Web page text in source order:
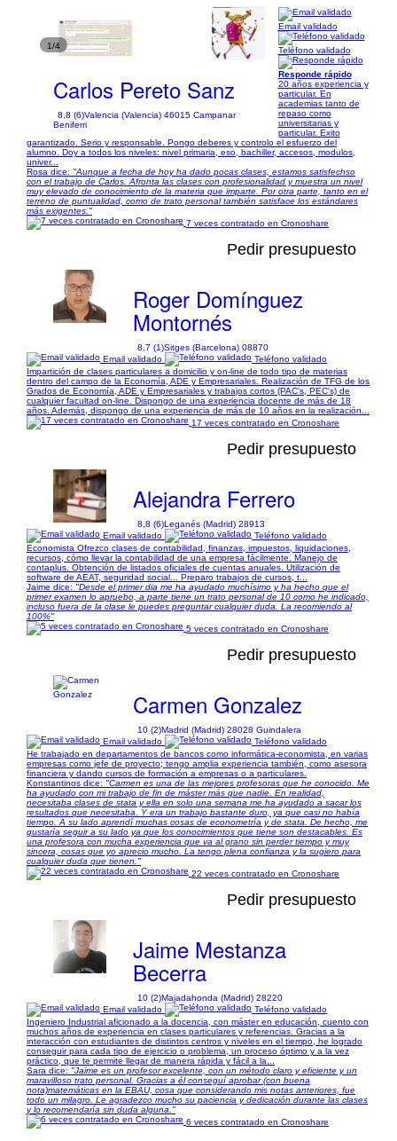
1/4
Carlos Pereto Sanz
8,8 (6)Valencia (Valencia) 46015 Campanar
Beniferri
Email validado
Teléfono validado
Responde rápido
20 años experiencia y
particular. En
academias tanto de
repaso como
universitarias y
particular. Exito
garantizado. Serio y responsable. Pongo deberes y controlo el esfuerzo del
alumno. Doy a todos los niveles: nivel primaria, eso, bachiller, accesos, modulos,
univer...
Rosa dice: "Aunque a fecha de hoy ha dado pocas clases, estamos satisfechso
con el trabajo de Carlos. Afronta las clases con profesionalidad y muestra un nivel
muy elevado de conocimiento de la materia que imparte. Por otra parte, tanto en el
terreno de puntualidad, como de trato personal también satisface los estándares
más exigentes."
7 veces contratado en Cronoshare
Pedir presupuesto
Roger Domínguez
Montornés
8,7 (1)Sitges (Barcelona) 08870
Email validado
Teléfono validado
Impartición de clases particulares a domicilio y on-line de todo tipo de materias
dentro del campo de la Economía, ADE y Empresariales. Realización de TFG de los
Grados de Economía, ADE y Empresariales y trabajos cortos (PAC's, PEC's) de
cualquier facultad on-line. Dispongo de una experiencia docente de más de 18
años. Además, dispongo de una experiencia de más de 10 años en la realización...
17 veces contratado en Cronoshare
Pedir presupuesto
Alejandra Ferrero
8,8 (6)Leganés (Madrid) 28913
Email validado
Teléfono validado
Economista Ofrezco clases de contabilidad, finanzas, impuestos, liquidaciones,
recursos, cómo llevar la contabilidad de una empresa fácilmente. Manejo de
contaplus. Obtención de listados oficiales de cuentas anuales. Utilización de
software de AEAT, seguridad social... Preparo trabajos de cursos, t...
Jaime dice: "Desde el primer dia me ha ayudado muchísimo y ha hecho que el
primer examen lo apruebo, a parte tiene un trato personal de 10 como he indicado,
incluso fuera de la clase le puedes preguntar cualquier duda. La recomiendo al
100%"
5 veces contratado en Cronoshare
Pedir presupuesto
Carmen Gonzalez
10 (2)Madrid (Madrid) 28028 Guindalera
Email validado
Teléfono validado
He trabajado en departamentos de bancos como informática-economista, en varias
empresas como jefe de proyecto; tengo amplia experiencia también, como asesora
financiera y dando cursos de formación a empresas o a particulares.
Konstantinos dice: "Carmen es una de las mejores profesoras que he conocido. Me
ha ayudado con mi trabajo de fin de máster más que nadie. En realidad,
necesitaba clases de stata y ella en solo una semana me ha ayudado a sacar los
resultados que necesitaba. Y era un trabajo bastante duro, ya que casi no había
tiempo. A su lado aprendí muchas cosas de econometría y de stata. De hecho, me
gustaría seguir a su lado ya que los conocimientos que tiene son destacables. Es
una profesora con mucha experiencia que va al grano sin perder tiempo y muy
sincera, cosas que yo aprecio mucho. La tengo plena confianza y la sugiero para
cualquier duda que tienen."
22 veces contratado en Cronoshare
Pedir presupuesto
Jaime Mestanza
Becerra
10 (2)Majadahonda (Madrid) 28220
Email validado
Teléfono validado
Ingeniero Industrial aficionado a la docencia, con máster en educación, cuento con
muchos años de experiencia en clases particulares y referencias. Gracias a la
interacción con estudiantes de distintos centros y niveles en el tiempo, he logrado
conseguir para cada tipo de ejercicio o problema, un proceso óptimo y a la vez
práctico, que te permite llegar de manera rápida y fácil a la...
Sara dice: "Jaime es un profesor excelente, con un método claro y eficiente y un
maravilloso trato personal. Gracias a él conseguí aprobar (con buena
nota)matemáticas en la EBAU, cosa que considerando mis notas anteriores, fue
todo un milagro. Le agradezco mucho su paciencia y dedicación durante las clases
y lo recomendaría sin duda alguna."
6 veces contratado en Cronoshare